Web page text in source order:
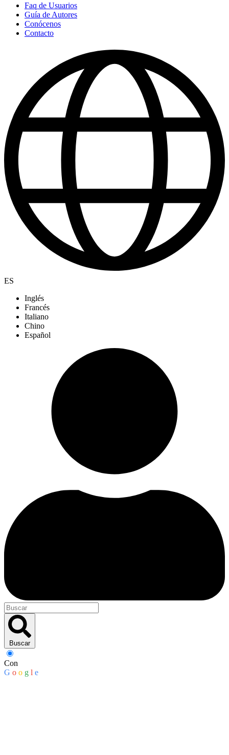
Faq de Usuarios
Guía de Autores
Conócenos
Contacto
ES
Inglés
Francés
Italiano
Chino
Español
Buscar
Con
G o o g l e